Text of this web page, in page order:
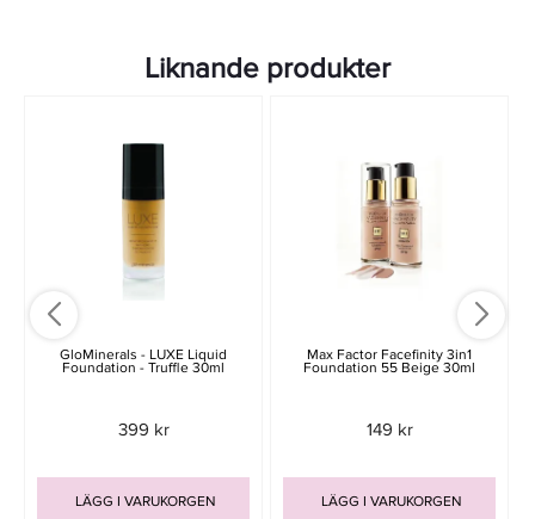
Liknande produkter
GloMinerals - LUXE Liquid
Foundation - Truffle 30ml
399 kr
LÄGG I VARUKORGEN
Max Factor Facefinity 3in1
Foundation 55 Beige 30ml
149 kr
LÄGG I VARUKORGEN